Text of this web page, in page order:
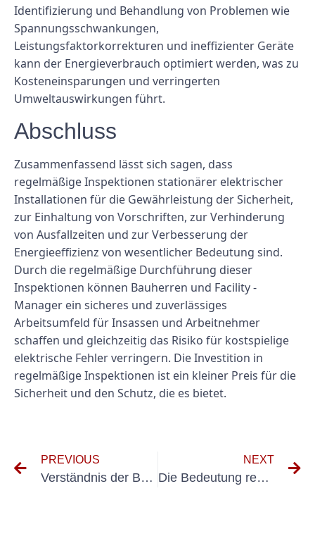
Identifizierung und Behandlung von Problemen wie
Spannungsschwankungen,
Leistungsfaktorkorrekturen und ineffizienter Geräte
kann der Energieverbrauch optimiert werden, was zu
Kosteneinsparungen und verringerten
Umweltauswirkungen führt.
Abschluss
Zusammenfassend lässt sich sagen, dass
regelmäßige Inspektionen stationärer elektrischer
Installationen für die Gewährleistung der Sicherheit,
zur Einhaltung von Vorschriften, zur Verhinderung
von Ausfallzeiten und zur Verbesserung der
Energieeffizienz von wesentlicher Bedeutung sind.
Durch die regelmäßige Durchführung dieser
Inspektionen können Bauherren und Facility -
Manager ein sicheres und zuverlässiges
Arbeitsumfeld für Insassen und Arbeitnehmer
schaffen und gleichzeitig das Risiko für kostspielige
elektrische Fehler verringern. Die Investition in
regelmäßige Inspektionen ist ein kleiner Preis für die
Sicherheit und den Schutz, die es bietet.
PREVIOUS
Verständnis der Bedeutung des Testens nicht stationärer elektrischer Geräte
NEXT
Die Bedeutung regelmäßiger Inspektionen fester Installationen